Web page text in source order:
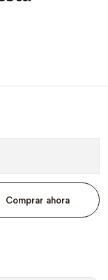
Comprar ahora